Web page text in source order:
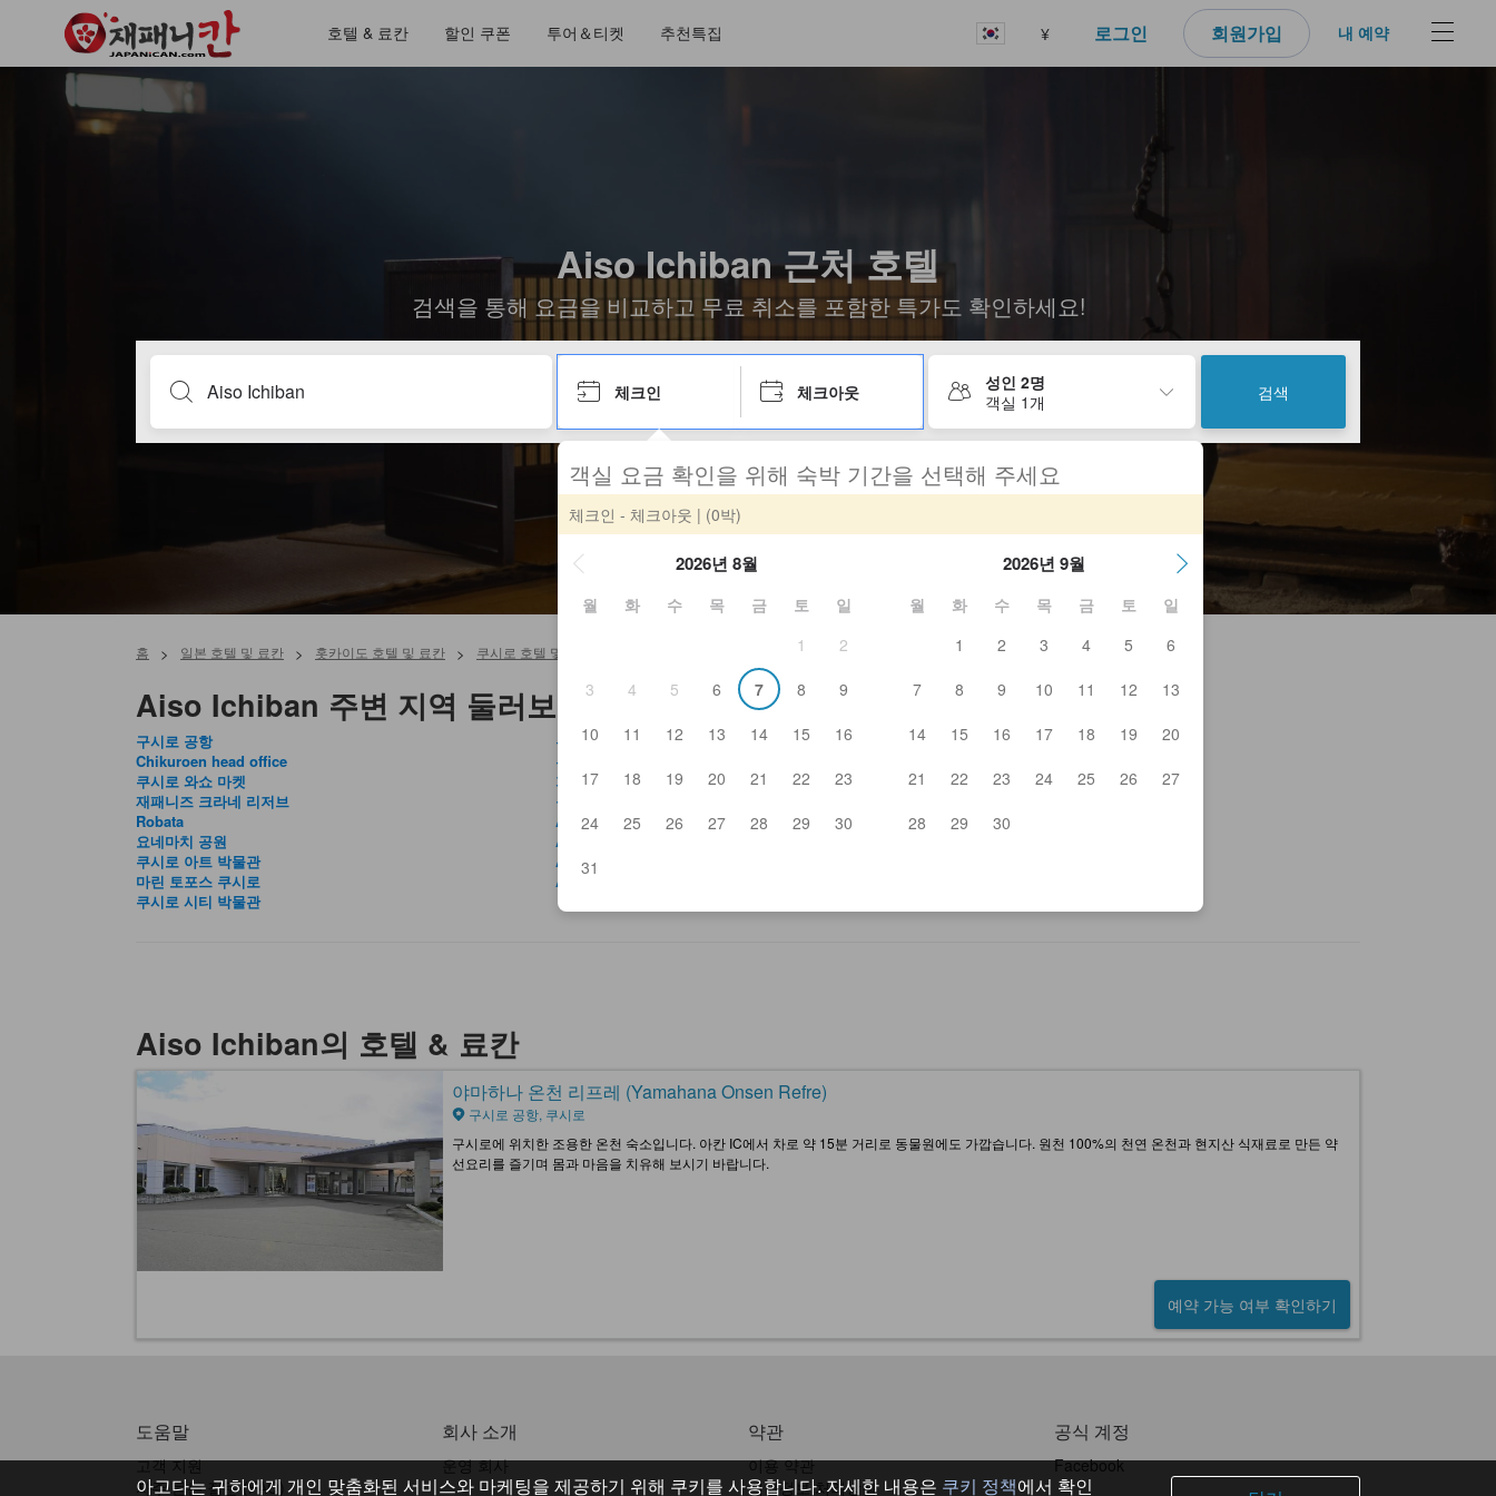
호텔 & 료칸 할인 쿠폰 투어＆티켓 추천특집 ¥ 로그인 회원가입 내 예약
Aiso Ichiban 근처 호텔
검색을 통해 요금을 비교하고 무료 취소를 포함한 특가도 확인하세요!
체크인 체크아웃
성인 2명
객실 1개
검색
객실 요금 확인을 위해 숙박 기간을 선택해 주세요
체크인 - 체크아웃 | (0박)
2026년 8월
월 화 수 목 금 토
일
1
2
3
4 5 6 7 8
9
10
11 12 13 14 15
16
17
18 19 20 21 22
23
24
25 26 27 28 29
30
31
2026년 9월
월 화 수 목 금 토
일
1
2 3 4 5
6
7
8 9 10 11 12
13
14
15 16 17 18 19
20
21
22 23 24 25 26
27
28
29 30
홈 > 일본 호텔 및 료칸 > 홋카이도 호텔 및 료칸 > 쿠시로 호텔 및 료칸
Aiso Ichiban 주변 지역 둘러보기
구시로 공항
Chikuroen head office
쿠시로 와쇼 마켓
재패니즈 크라네 리저브
Robata
요네마치 공원
쿠시로 아트 박물관
마린 토포스 쿠시로
쿠시로 시티 박물관
쿠시로 시츠젠 MTB 가이드 투어
쿠시로 습원 국립공원
가톨릭 쿠시로 교회
구시로 고분칸
Aiso Ichiban
Ajinoryogoku Sohonten
Ajishin
Azusa
Banquet Bar Junk
Boston Club
Chikuroen
Aiso Ichiban의 호텔 & 료칸
야마하나 온천 리프레 (Yamahana Onsen Refre)
구시로 공항, 쿠시로
구시로에 위치한 조용한 온천 숙소입니다. 아칸 IC에서 차로 약 15분 거리로 동물원에도 가깝습니다. 원천 100%의 천연 온천과 현지산 식재료로 만든 약
선요리를 즐기며 몸과 마음을 치유해 보시기 바랍니다.
예약 가능 여부 확인하기
도움말
고객 지원
자주 묻는 질문 (FAQ)
회사 소개
운영 회사
약관
이용 약관
개인정보 처리방침
공식 계정
Facebook
아고다는 귀하에게 개인 맞춤화된 서비스와 마케팅을 제공하기 위해 쿠키를 사용합니다. 자세한 내용은 쿠키 정책에서 확인